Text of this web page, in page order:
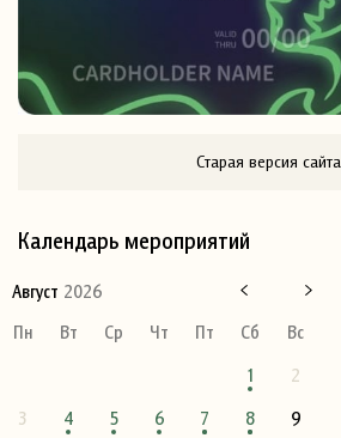
Старая версия сайта
Календарь мероприятий
Август 2026
Пн
Вт Ср Чт Пт Сб
Вс
1
2
3
4 5 6 7 8
9